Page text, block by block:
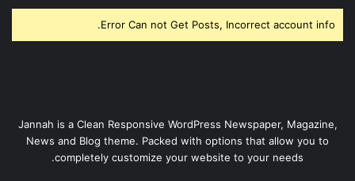
Error Can not Get Posts, Incorrect account info.
Jannah is a Clean Responsive WordPress Newspaper, Magazine,
News and Blog theme. Packed with options that allow you to
completely customize your website to your needs.